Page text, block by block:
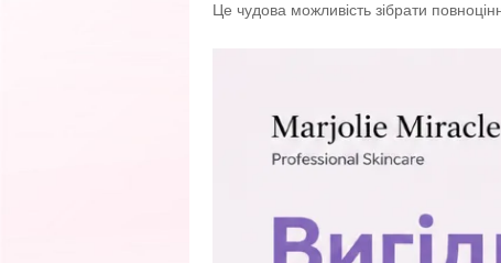
Це чудова можливість зібрати